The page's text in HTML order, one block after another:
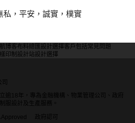
私，平安，誠實，樸實
博客布料總匯設計選擇客戶包括常見問題
印制 設計站設計選擇
逾18年，專為金融機構、物業管理公司、政府
服設計及生產服務。
Approved 政府認可